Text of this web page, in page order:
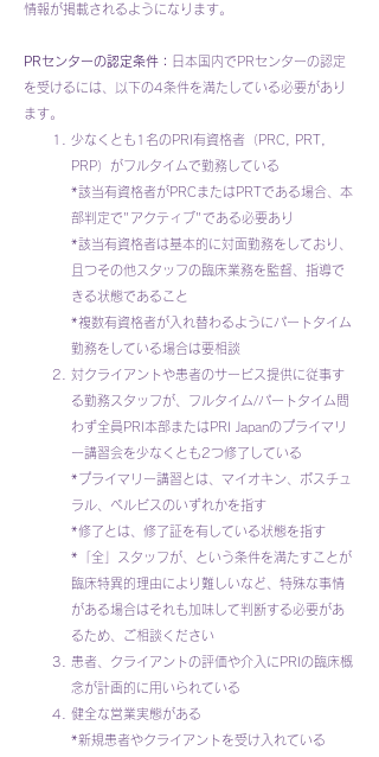
情報が掲載されるようになります。
PRセンターの認定条件：
日本国内でPRセンターの認定
を受けるには、以下の4条件を満たしている必要があり
ます。
少なくとも1名のPRI有資格者（PRC, PRT,
PRP）がフルタイムで勤務している
*該当有資格者がPRCまたはPRTである場合、本
部判定で"アクティブ"である必要あり
*該当有資格者は基本的に対面勤務をしており、
且つその他スタッフの臨床業務を監督、指導で
きる状態であること
*複数有資格者が入れ替わるようにパートタイム
勤務をしている場合は要相談
対クライアントや患者のサービス提供に従事す
る勤務スタッフが、フルタイム/パートタイム問
わず全員PRI本部またはPRI Japanのプライマリ
ー講習会を少なくとも2つ修了している
*プライマリー講習とは、マイオキン、ポスチュ
ラル、ペルビスのいずれかを指す
*修了とは、修了証を有している状態を指す
*「全」スタッフが、という条件を満たすことが
臨床特異的理由により難しいなど、特殊な事情
がある場合はそれも加味して判断する必要があ
るため、ご相談ください
患者、クライアントの評価や介入にPRIの臨床概
念が計画的に用いられている
健全な営業実態がある
*新規患者やクライアントを受け入れている